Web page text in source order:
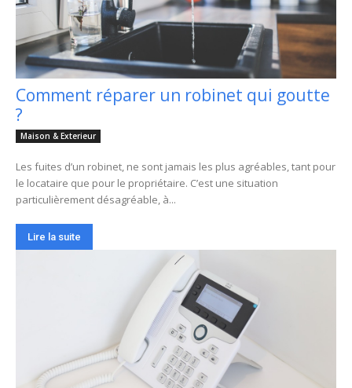
Comment réparer un robinet qui goutte
?
Maison & Exterieur
Les fuites d’un robinet, ne sont jamais les plus agréables, tant pour
le locataire que pour le propriétaire. C’est une situation
particulièrement désagréable, à...
Lire la suite